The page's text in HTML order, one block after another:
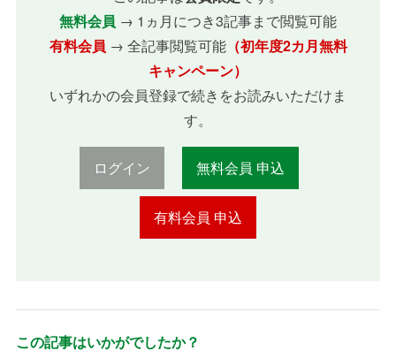
無料会員 → 1ヵ月につき3記事まで閲覧可能
有料会員 → 全記事閲覧可能（初年度2カ月無料
キャンペーン）
いずれかの会員登録で続きをお読みいただけま
す。
ログイン 無料会員 申込
有料会員 申込
この記事はいかがでしたか？